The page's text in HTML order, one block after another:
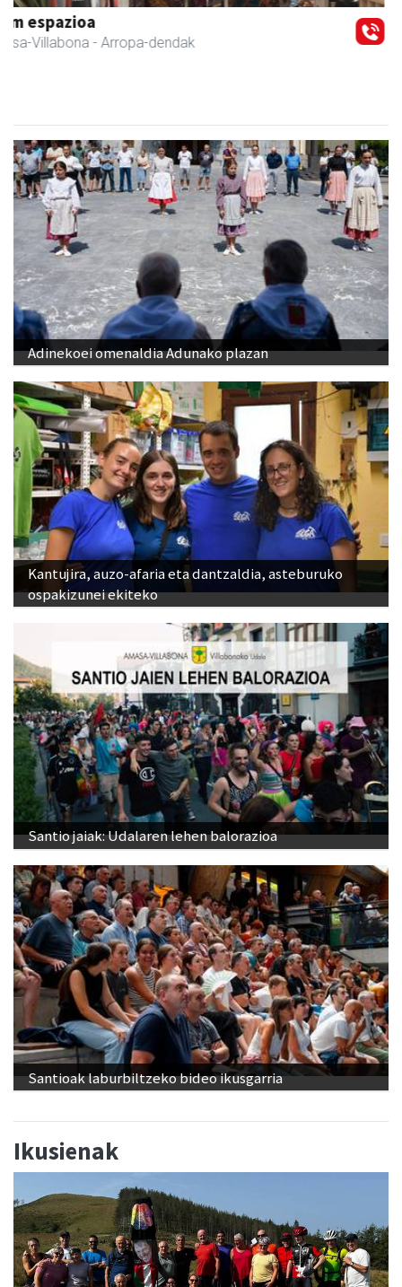
Eizmendi anaiak
Amasa-Villabona - Armategia
Adinekoei omenaldia Adunako plazan
Kantujira, auzo-afaria eta dantzaldia, asteburuko
ospakizunei ekiteko
Santio jaiak: Udalaren lehen balorazioa
Santioak laburbiltzeko bideo ikusgarria
Ikusienak